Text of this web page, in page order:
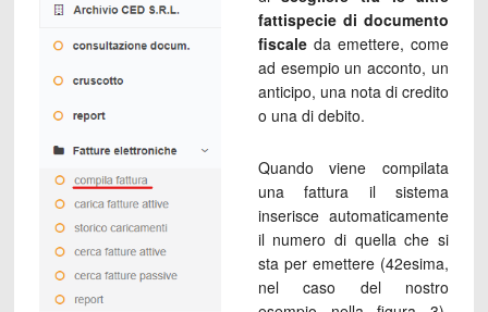
fattispecie di documento
fiscaleda emettere, come
ad esempio un acconto, un
anticipo, una nota di credito
o una di debito.
Quando viene compilata
una fattura il sistema
inserisce automaticamente
il numero di quella che si
sta per emettere (42esima,
nel caso del nostro